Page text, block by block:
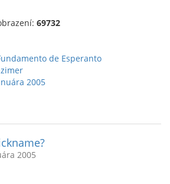
69732
de Esperanto
2005
2005